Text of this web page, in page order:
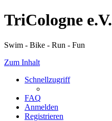
TriCologne e.V.
Swim - Bike - Run - Fun
Zum Inhalt
Schnellzugriff
FAQ
Anmelden
Registrieren